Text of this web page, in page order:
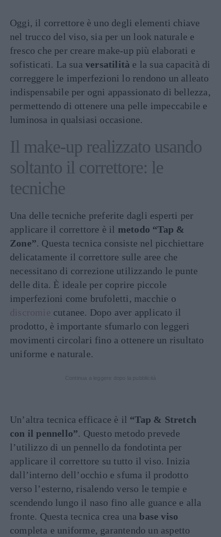
Oggi, il correttore è uno degli elementi chiave
nel trucco del viso, sia per un look naturale e
fresco che per creare make-up più elaborati e
sofisticati. La sua versatilità e la sua capacità di
correggere le imperfezioni lo rendono un alleato
indispensabile per ogni appassionato di bellezza,
permettendo di ottenere una pelle impeccabile e
luminosa in qualsiasi occasione.
Il make-up realizzato usando
soltanto il correttore: le
tecniche
Una delle tecniche preferite dagli esperti per
applicare il correttore è il metodo “Tap &
Zone”. Questa tecnica consiste nel picchiettare
delicatamente il correttore sulle aree che
necessitano di correzione utilizzando le punte
delle dita. È ideale per coprire piccole
imperfezioni come brufoletti, macchie o
discromie cutanee. Dopo aver applicato il
prodotto, è importante sfumarlo con leggeri
movimenti circolari fino a ottenere un risultato
uniforme e naturale.
Un’altra tecnica efficace è il “Tap & Stretch
con il pennello”. Questo metodo prevede
l’utilizzo di un pennello da fondotinta per
applicare il correttore su tutto il viso. Inizia
dall’interno dell’occhio e sfuma il prodotto
verso l’esterno, risalendo verso le tempie e
scendendo lungo il naso fino alle guance e alla
fronte. Questa tecnica crea unabase viso
completa e uniforme, garantendo un aspetto